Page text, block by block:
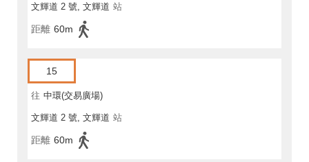
文輝道 2 號, 文輝道 站
距離 60m
15
往 中環(交易廣場)
文輝道 2 號, 文輝道 站
距離 60m